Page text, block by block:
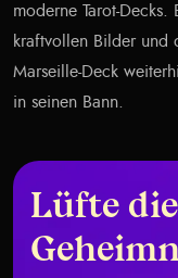
moderne Tarot-Decks.
kraftvollen Bilder und
Marseille-Deck
in seinen Bann.
Lüfte die